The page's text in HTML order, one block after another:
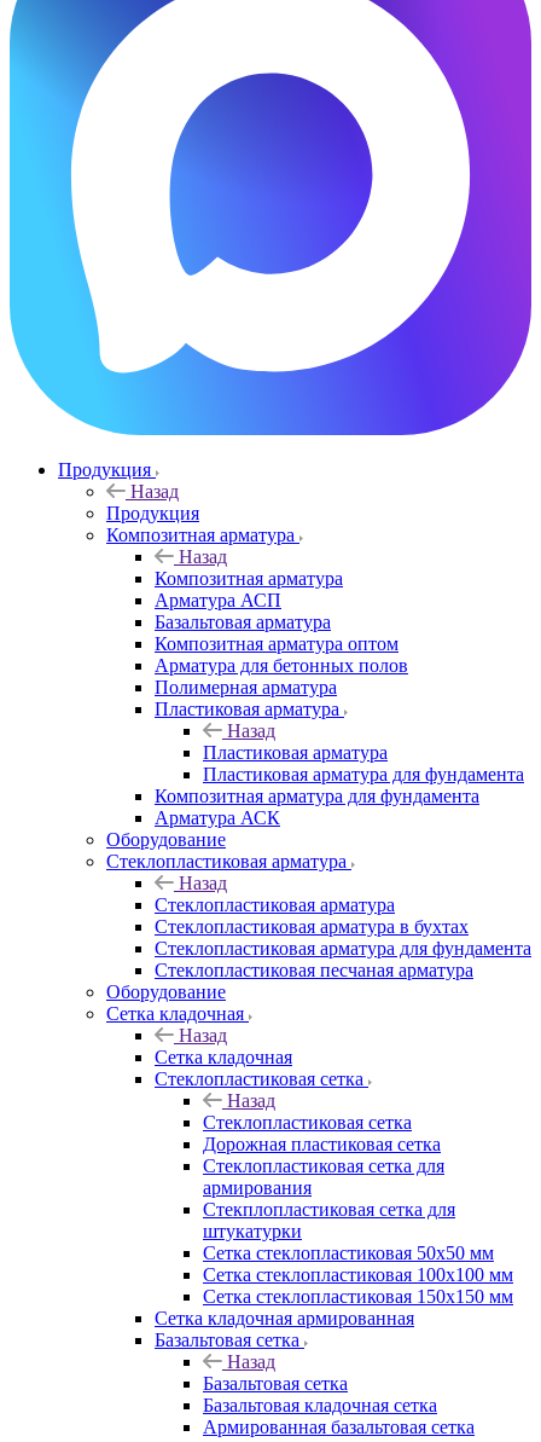
Продукция
Назад
Продукция
Композитная арматура
Назад
Композитная арматура
Арматура АСП
Базальтовая арматура
Композитная арматура оптом
Арматура для бетонных полов
Полимерная арматура
Пластиковая арматура
Назад
Пластиковая арматура
Пластиковая арматура для фундамента
Композитная арматура для фундамента
Арматура АСК
Оборудование
Cтеклопластиковая арматура
Назад
Cтеклопластиковая арматура
Стеклопластиковая арматура в бухтах
Стеклопластиковая арматура для фундамента
Стеклопластиковая песчаная арматура
Оборудование
Сетка кладочная
Назад
Сетка кладочная
Стеклопластиковая сетка
Назад
Стеклопластиковая сетка
Дорожная пластиковая сетка
Стеклопластиковая сетка для
армирования
Стекплопластиковая сетка для
штукатурки
Сетка стеклопластиковая 50x50 мм
Сетка стеклопластиковая 100x100 мм
Сетка стеклопластиковая 150x150 мм
Сетка кладочная армированная
Базальтовая сетка
Назад
Базальтовая сетка
Базальтовая кладочная сетка
Армированная базальтовая сетка